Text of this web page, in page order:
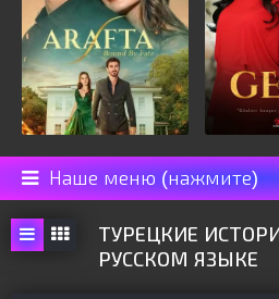
Наше меню (нажмите)
ТУРЕЦКИЕ
РУССКОМ ЯЗЫКЕ